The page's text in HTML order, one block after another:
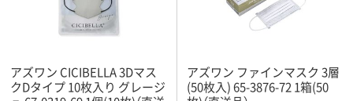
アズワン CICIBELLA 3Dマス
クDタイプ 10枚入り グレージ
アズワン ファインマスク 3層
(50枚入) 65-3876-72 1箱(50